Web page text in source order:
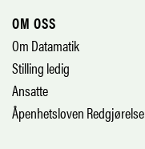
OM OSS
Om Datamatik
Stilling ledig
Ansatte
Åpenhetsloven Redgjørelse